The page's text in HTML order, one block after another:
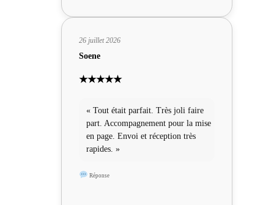
26 juillet 2026
Soene
★★★★★
« Tout était parfait. Très joli faire
part. Accompagnement pour la mise
en page. Envoi et réception très
rapides. »
Réponse